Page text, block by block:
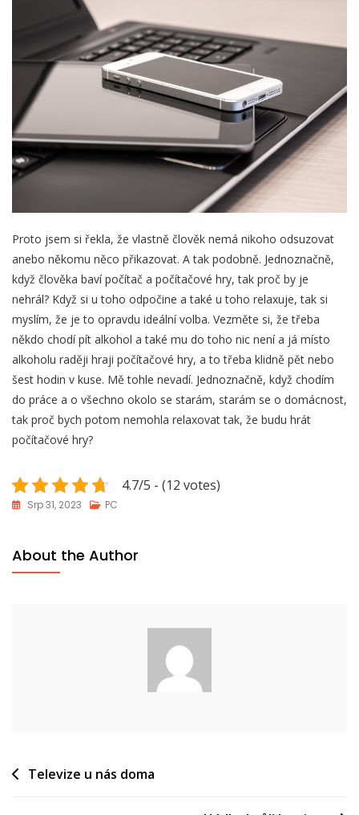
Proto jsem si řekla, že vlastně člověk nemá nikoho odsuzovat
anebo někomu něco přikazovat. A tak podobně. Jednoznačně,
když člověka baví počítač a počítačové hry, tak proč by je
nehrál? Když si u toho odpočine a také u toho relaxuje, tak si
myslím, že je to opravdu ideální volba. Vezměte si, že třeba
někdo chodí pít alkohol a také mu do toho nic není a já místo
alkoholu raději hraji počítačové hry, a to třeba klidně pět nebo
šest hodin v kuse. Mě tohle nevadí. Jednoznačně, když chodím
do práce a o všechno okolo se starám, starám se o domácnost,
tak proč bych potom nemohla relaxovat tak, že budu hrát
počítačové hry?
4.7/5 - (12 votes)
Srp 31, 2023 PC
About the Author
Navigace
Televize u nás doma